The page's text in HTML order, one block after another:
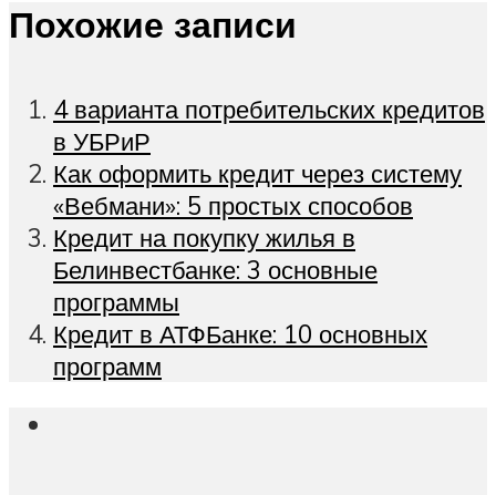
Похожие записи
4 варианта потребительских кредитов
в УБРиР
Как оформить кредит через систему
«Вебмани»: 5 простых способов
Кредит на покупку жилья в
Белинвестбанке: 3 основные
программы
Кредит в АТФБанке: 10 основных
программ